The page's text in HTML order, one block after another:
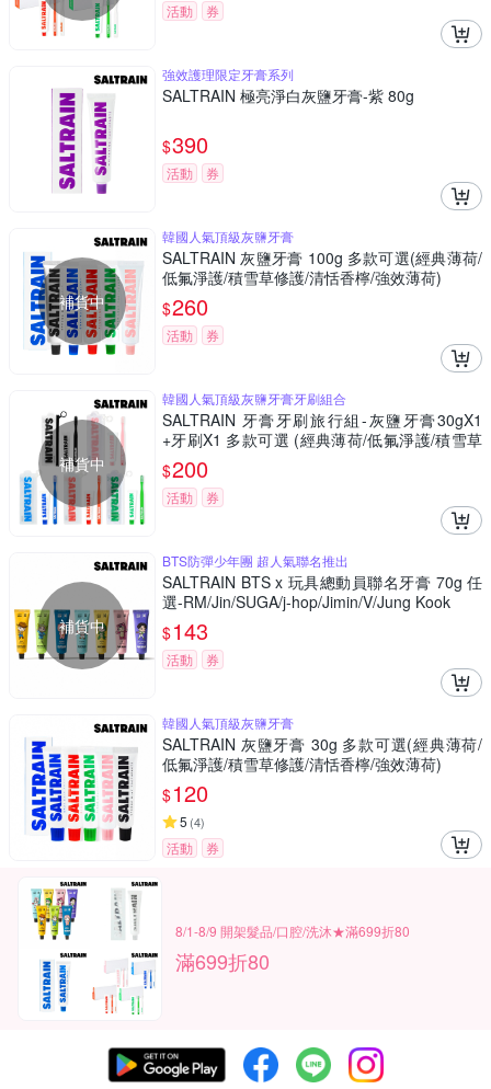
活動 券
強效護理限定牙膏系列
SALTRAIN 極亮淨白灰鹽牙膏-紫 80g
$390
活動 券
補貨中
韓國人氣頂級灰鹽牙膏
SALTRAIN 灰鹽牙膏 100g 多款可選(經典薄荷/
低氟淨護/積雪草修護/清恬香檸/強效薄荷)
$260
活動 券
補貨中
韓國人氣頂級灰鹽牙膏牙刷組合
SALTRAIN 牙膏牙刷旅行組-灰鹽牙膏30gX1
+牙刷X1 多款可選 (經典薄荷/低氟淨護/積雪草
修護/清恬香檸/強效薄荷)
$200
活動 券
補貨中
BTS防彈少年團 超人氣聯名推出
SALTRAIN BTS x 玩具總動員聯名牙膏 70g 任
選-RM/Jin/SUGA/j-hop/Jimin/V/Jung Kook
$143
活動 券
韓國人氣頂級灰鹽牙膏
SALTRAIN 灰鹽牙膏 30g 多款可選(經典薄荷/
低氟淨護/積雪草修護/清恬香檸/強效薄荷)
$120
5 (4)
活動 券
8/1-8/9 開架髮品/口腔/洗沐★滿699折80
滿699折80